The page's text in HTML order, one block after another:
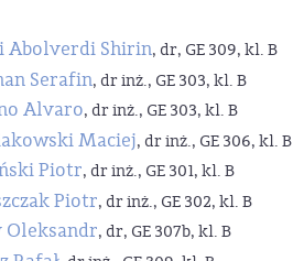
Abolverdi Shirin, dr, GE 309, kl. B
Serafin, dr inż., GE 303, kl. B
Alvaro, dr inż., GE 303, kl. B
Maciej, dr inż., GE 306, kl. B
Piotr, dr inż., GE 301, kl. B
Piotr, dr inż., GE 302, kl. B
Oleksandr, dr, GE 307b, kl. B